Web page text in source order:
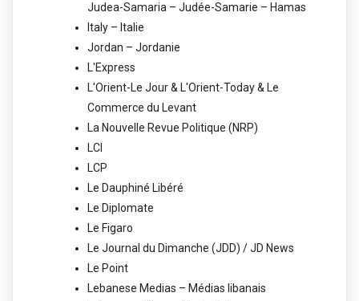
Judea-Samaria – Judée-Samarie – Hamas
Italy – Italie
Jordan – Jordanie
L'Express
L'Orient-Le Jour & L'Orient-Today & Le
Commerce du Levant
La Nouvelle Revue Politique (NRP)
LCI
LCP
Le Dauphiné Libéré
Le Diplomate
Le Figaro
Le Journal du Dimanche (JDD) / JD News
Le Point
Lebanese Medias – Médias libanais